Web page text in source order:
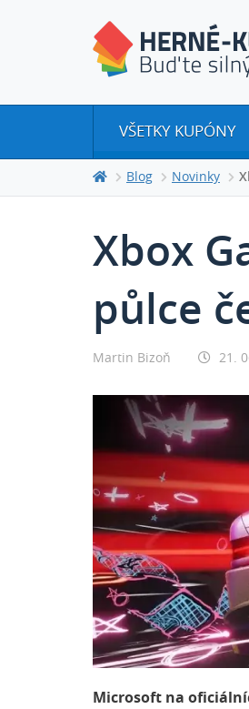
VŠETKY KUPÓNY
Blog Novinky
Xbox
půlce
Martin Bizoň 21.
Microsoft na